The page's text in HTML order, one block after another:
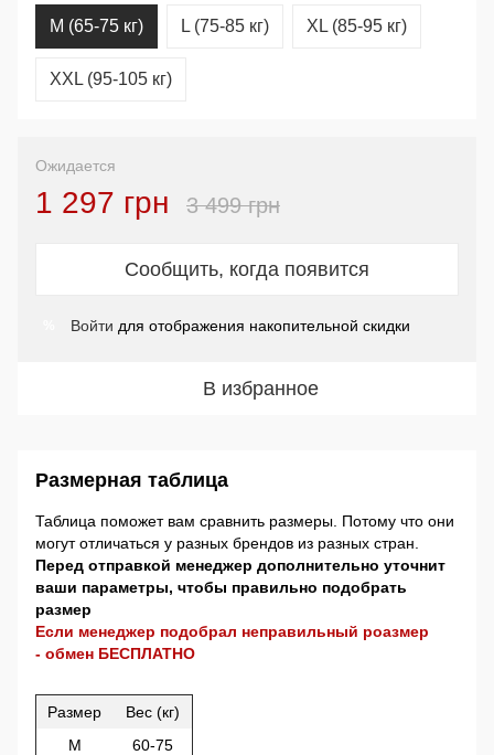
M (65-75 кг) L (75-85 кг) XL (85-95 кг)
XXL (95-105 кг)
Ожидается
1 297 грн 3 499 грн
Сообщить, когда появится
Войти для отображения накопительной скидки
В избранное
Размерная таблица
Таблица поможет вам сравнить размеры. Потому что они
могут отличаться у разных брендов из разных стран.
Перед отправкой менеджер дополнительно уточнит
ваши параметры, чтобы правильно подобрать
размер
Если менеджер подобрал неправильный роазмер
- обмен БЕСПЛАТНО
Размер
Вес (кг)
M
60-75